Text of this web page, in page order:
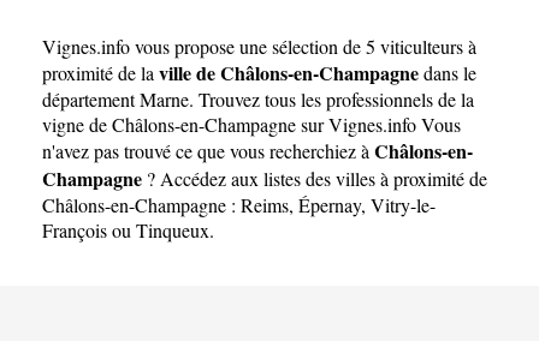
Champagne
Vignes.infovous propose une sélection de 5 viticulteurs à
proximité de la ville de Châlons-en-Champagnedans le
départementMarne. Trouvez tous les professionnels de la
vigne de Châlons-en-Champagne sur Vignes.info Vous
n'avez pas trouvé ce que vous recherchiez à Châlons-en-
Champagne ? Accédez aux listes des villes à proximité de
Châlons-en-Champagne : Reims, Épernay, Vitry-le-
Françoisou Tinqueux.